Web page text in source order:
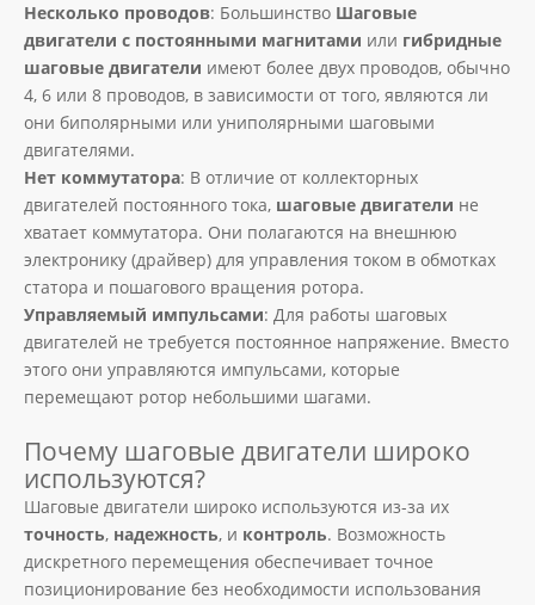
Несколько проводов: Большинство Шаговые
двигатели с постоянными магнитами или гибридные
шаговые двигатели имеют более двух проводов, обычно
4, 6 или 8 проводов, в зависимости от того, являются ли
они биполярными или униполярными шаговыми
двигателями.
Нет коммутатора: В отличие от коллекторных
двигателей постоянного тока, шаговые двигатели не
хватает коммутатора. Они полагаются на внешнюю
электронику (драйвер) для управления током в обмотках
статора и пошагового вращения ротора.
Управляемый импульсами: Для работы шаговых
двигателей не требуется постоянное напряжение. Вместо
этого они управляются импульсами, которые
перемещают ротор небольшими шагами.
Почему шаговые двигатели широко
используются?
Шаговые двигатели широко используются из-за их
точность, надежность, и контроль. Возможность
дискретного перемещения обеспечивает точное
позиционирование без необходимости использования